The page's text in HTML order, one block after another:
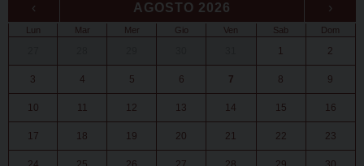
‹ AGOSTO 2026 ›
Lun Mar Mer Gio Ven Sab Dom
1 2
3 4 5 6 7 8 9
10 11 12 13 14 15 16
17 18 19 20 21 22 23